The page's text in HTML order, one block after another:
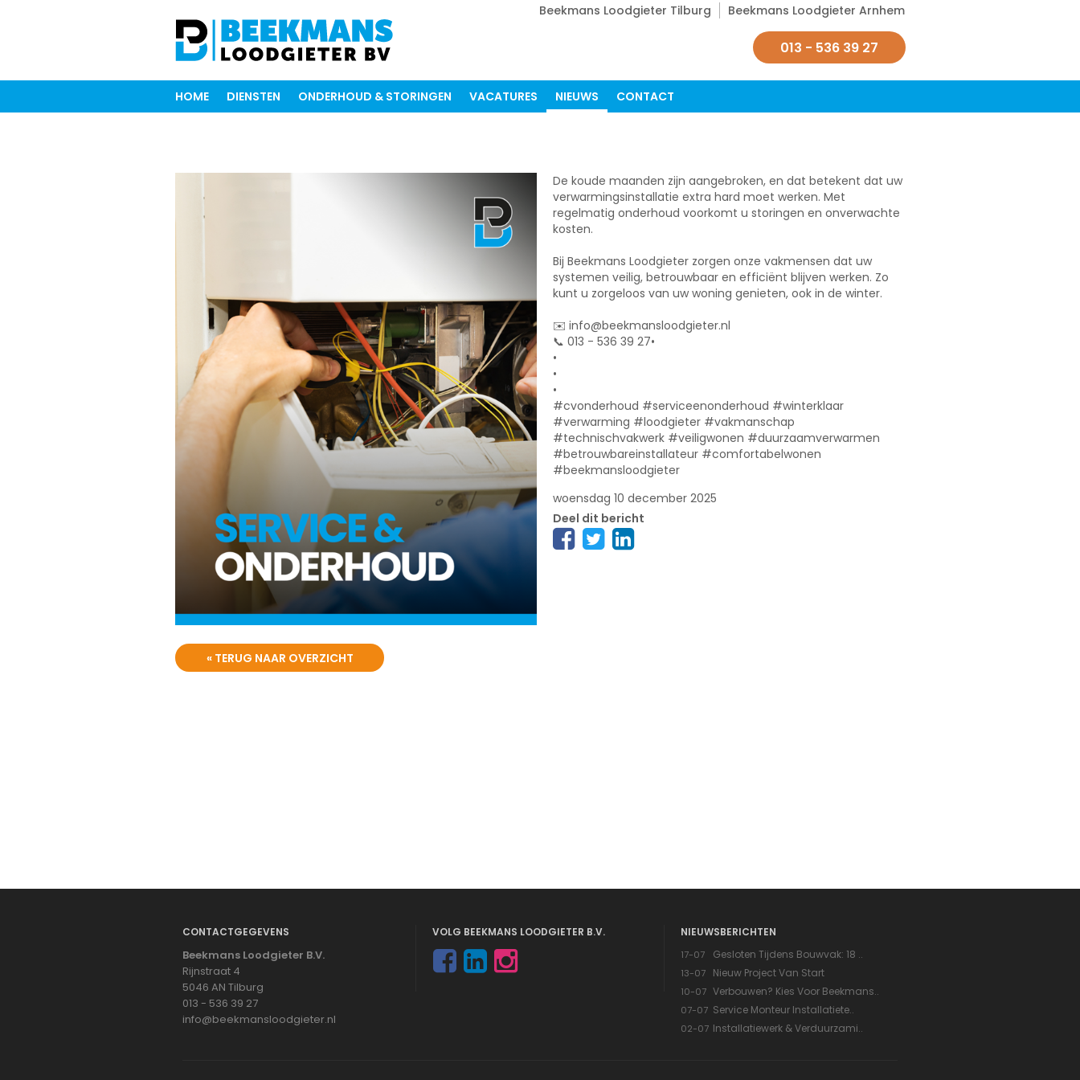
Beekmans Loodgieter Tilburg Beekmans Loodgieter Arnhem
013 - 536 39 27
HOME DIENSTEN ONDERHOUD & STORINGEN VACATURES NIEUWS CONTACT
De koude maanden zijn aangebroken, en dat betekent dat uw
verwarmingsinstallatie extra hard moet werken. Met
regelmatig onderhoud voorkomt u storingen en onverwachte
kosten.
Bij Beekmans Loodgieter zorgen onze vakmensen dat uw
systemen veilig, betrouwbaar en efficiënt blijven werken. Zo
kunt u zorgeloos van uw woning genieten, ook in de winter.
✉️ info@beekmansloodgieter.nl
📞 013 - 536 39 27•
•
•
•
#cvonderhoud #serviceenonderhoud #winterklaar
#verwarming #loodgieter #vakmanschap
#technischvakwerk #veiligwonen #duurzaamverwarmen
#betrouwbareinstallateur #comfortabelwonen
#beekmansloodgieter
woensdag 10 december 2025
Deel dit bericht
« TERUG NAAR OVERZICHT
CONTACTGEGEVENS
Beekmans Loodgieter B.V.
Rijnstraat 4
5046 AN Tilburg
013 - 536 39 27
info@beekmansloodgieter.nl
VOLG BEEKMANS LOODGIETER B.V. NIEUWSBERICHTEN
17-07 Gesloten Tijdens Bouwvak: 18 ..
13-07 Nieuw Project Van Start
10-07 Verbouwen? Kies Voor Beekmans..
07-07 Service Monteur Installatiete..
02-07 Installatiewerk & Verduurzami..